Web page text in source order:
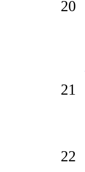
20
21
22